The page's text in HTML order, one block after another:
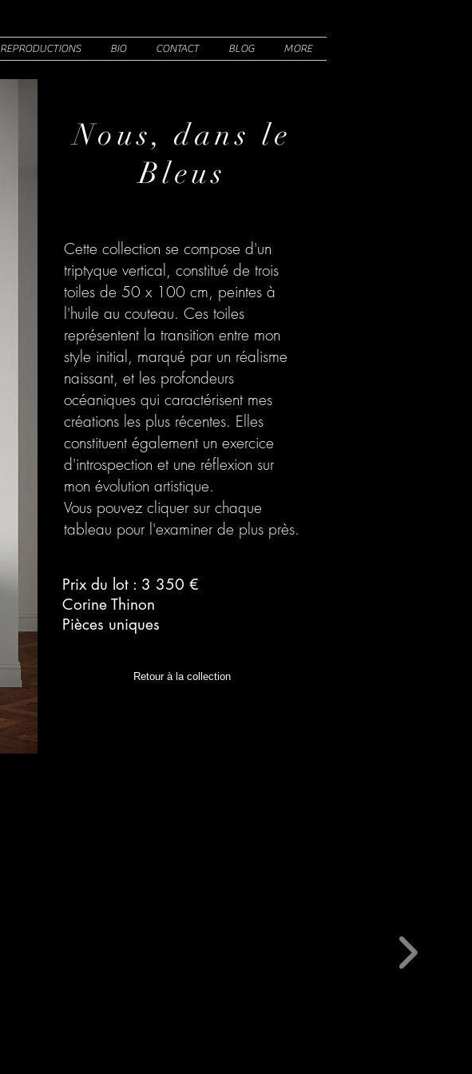
REPRODUCTIONS BIO CONTACT BLOG MORE
Nous, dans le
Bleus
Cette collection se compose d'un
triptyque vertical, constitué de trois
toiles de 50 x 100 cm, peintes à
l'huile au couteau. Ces toiles
représentent la transition entre mon
style initial, marqué par un réalisme
naissant, et les profondeurs
océaniques qui caractérisent mes
créations les plus récentes. Elles
constituent également un exercice
d'introspection et une réflexion sur
mon évolution artistique.
Vous pouvez cliquer sur chaque
tableau pour l'examiner de plus près.
Prix du lot : 3 350 €
Corine Thinon
Pièces uniques
Retour à la collection